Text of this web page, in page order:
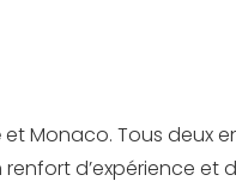
et Monaco. Tous deux
d’expérience et